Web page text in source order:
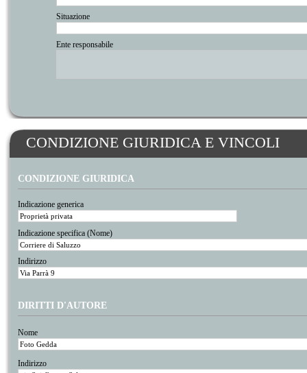
Situazione
Ente responsabile
CONDIZIONE GIURIDICA E VINCOLI
CONDIZIONE GIURIDICA
Indicazione generica
Indicazione specifica (Nome)
Indirizzo
DIRITTI D'AUTORE
Nome
Indirizzo